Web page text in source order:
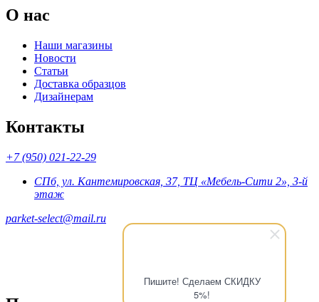
Пишите! Сделаем СКИДКУ
5%!
О нас
Наши магазины
Новости
Статьи
Доставка образцов
Дизайнерам
Контакты
+7 (950) 021-22-29
СПб, ул. Кантемировская, 37, ТЦ «Мебель-Сити 2», 3-й
этаж
parket-select@mail.ru